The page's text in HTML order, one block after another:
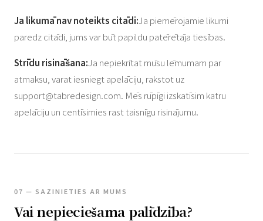
Ja likumā nav noteikts citādi:Ja piemērojamie likumi
paredz citādi, jums var būt papildu patērētāja tiesības.
Strīdu risināšana:Ja nepiekrītat mūsu lēmumam par
atmaksu, varat iesniegt apelāciju, rakstot uz
support@tabredesign.com. Mēs rūpīgi izskatīsim katru
apelāciju un centīsimies rast taisnīgu risinājumu.
07 — SAZINIETIES AR MUMS
Vai nepieciešama palīdzība?